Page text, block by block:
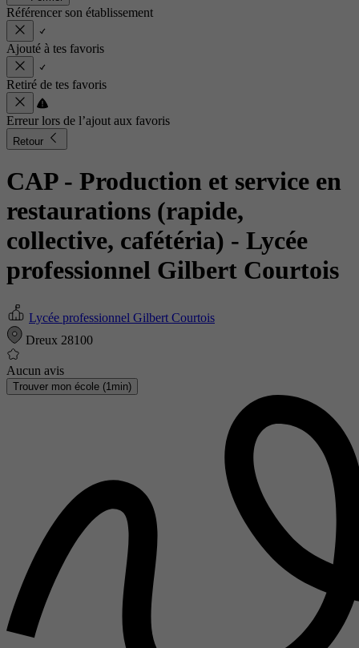
Référencer son établissement
Ajouté à tes favoris
Retiré de tes favoris
Erreur lors de l’ajout aux favoris
Retour
CAP - Production et service en
restaurations (rapide,
collective, cafétéria) - Lycée
professionnel Gilbert Courtois
Lycée professionnel Gilbert Courtois
Dreux 28100
Aucun avis
Trouver mon école (1min)